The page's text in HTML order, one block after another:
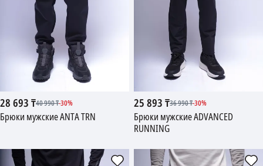
28 693₸40 990₸-30%
Брюки мужские ANTA TRN
25 893₸36 990₸-30%
Брюки мужские ADVANCED
RUNNING